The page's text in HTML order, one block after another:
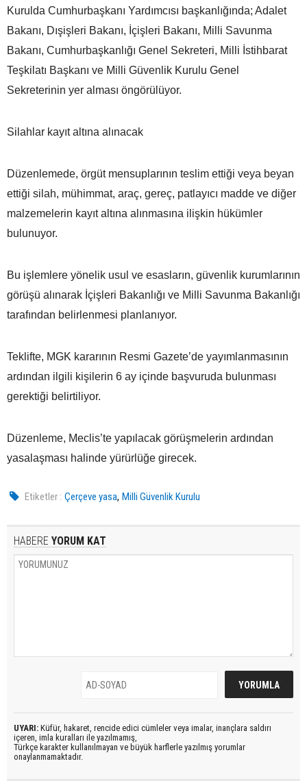
Kurulda Cumhurbaşkanı Yardımcısı başkanlığında; Adalet
Bakanı, Dışişleri Bakanı, İçişleri Bakanı, Milli Savunma
Bakanı, Cumhurbaşkanlığı Genel Sekreteri, Milli İstihbarat
Teşkilatı Başkanı ve Milli Güvenlik Kurulu Genel
Sekreterinin yer alması öngörülüyor.
Silahlar kayıt altına alınacak
Düzenlemede, örgüt mensuplarının teslim ettiği veya beyan
ettiği silah, mühimmat, araç, gereç, patlayıcı madde ve diğer
malzemelerin kayıt altına alınmasına ilişkin hükümler
bulunuyor.
Bu işlemlere yönelik usul ve esasların, güvenlik kurumlarının
görüşü alınarak İçişleri Bakanlığı ve Milli Savunma Bakanlığı
tarafından belirlenmesi planlanıyor.
Teklifte, MGK kararının Resmi Gazete’de yayımlanmasının
ardından ilgili kişilerin 6 ay içinde başvuruda bulunması
gerektiği belirtiliyor.
Düzenleme, Meclis’te yapılacak görüşmelerin ardından
yasalaşması halinde yürürlüğe girecek.
Etiketler : Çerçeve yasa,Milli Güvenlik Kurulu
HABERE YORUM KAT
UYARI: Küfür, hakaret, rencide edici cümleler veya imalar, inançlara saldırı
içeren, imla kuralları ile yazılmamış,
Türkçe karakter kullanılmayan ve büyük harflerle yazılmış yorumlar
onaylanmamaktadır.